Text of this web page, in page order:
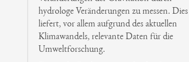
hydrologe Veränderungen zu messen. Dies
liefert, vor allem aufgrund des aktuellen
Klimawandels, relevante Daten für die
Umweltforschung.